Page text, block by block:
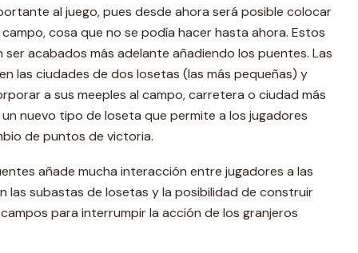
al juego, pues desde ahora será posible colocar
cosa que no se podía hacer hasta ahora. Estos
acabados más adelante añadiendo los puentes. Las
las ciudades de dos losetas (las más pequeñas) y
a sus meeples al campo, carretera o ciudad más
nuevo tipo de loseta que permite a los jugadores
de puntos de victoria.
añade mucha interacción entre jugadores a las
las subastas de losetas y la posibilidad de construir
para interrumpir la acción de los granjeros